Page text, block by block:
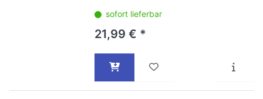
sofort lieferbar
21,99 € *